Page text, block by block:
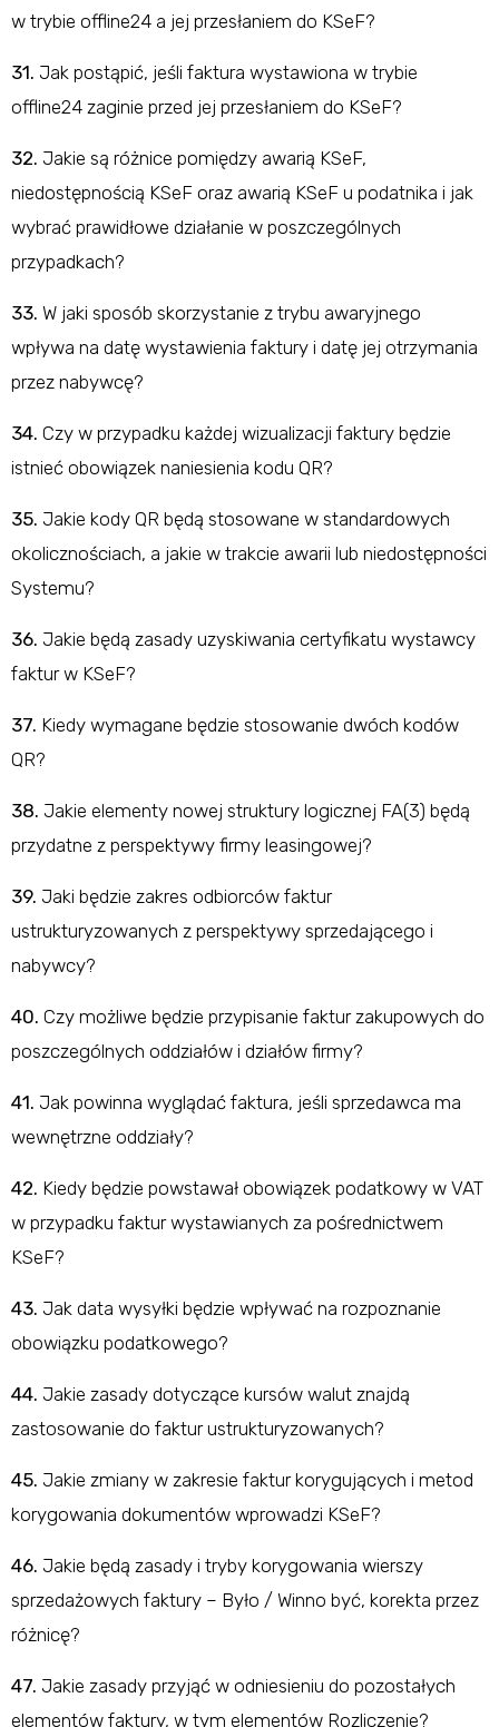
w trybie offline24 a jej przesłaniem do KSeF?
31. Jak postąpić, jeśli faktura wystawiona w trybie
offline24 zaginie przed jej przesłaniem do KSeF?
32. Jakie są różnice pomiędzy awarią KSeF,
niedostępnością KSeF oraz awarią KSeF u podatnika i jak
wybrać prawidłowe działanie w poszczególnych
przypadkach?
33. W jaki sposób skorzystanie z trybu awaryjnego
wpływa na datę wystawienia faktury i datę jej otrzymania
przez nabywcę?
34. Czy w przypadku każdej wizualizacji faktury będzie
istnieć obowiązek naniesienia kodu QR?
35. Jakie kody QR będą stosowane w standardowych
okolicznościach, a jakie w trakcie awarii lub niedostępności
Systemu?
36. Jakie będą zasady uzyskiwania certyfikatu wystawcy
faktur w KSeF?
37. Kiedy wymagane będzie stosowanie dwóch kodów
QR?
38. Jakie elementy nowej struktury logicznej FA(3) będą
przydatne z perspektywy firmy leasingowej?
39. Jaki będzie zakres odbiorców faktur
ustrukturyzowanych z perspektywy sprzedającego i
nabywcy?
40. Czy możliwe będzie przypisanie faktur zakupowych do
poszczególnych oddziałów i działów firmy?
41. Jak powinna wyglądać faktura, jeśli sprzedawca ma
wewnętrzne oddziały?
42. Kiedy będzie powstawał obowiązek podatkowy w VAT
w przypadku faktur wystawianych za pośrednictwem
KSeF?
43. Jak data wysyłki będzie wpływać na rozpoznanie
obowiązku podatkowego?
44. Jakie zasady dotyczące kursów walut znajdą
zastosowanie do faktur ustrukturyzowanych?
45. Jakie zmiany w zakresie faktur korygujących i metod
korygowania dokumentów wprowadzi KSeF?
46. Jakie będą zasady i tryby korygowania wierszy
sprzedażowych faktury – Było / Winno być, korekta przez
różnicę?
47. Jakie zasady przyjąć w odniesieniu do pozostałych
elementów faktury, w tym elementów Rozliczenie?